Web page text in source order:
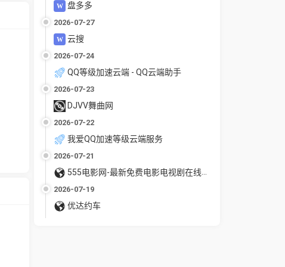
盘多多
2026-07-27
云搜
2026-07-24
QQ等级加速云端 - QQ云端助手
2026-07-23
DJVV舞曲网
2026-07-22
我爱QQ加速等级云端服务
2026-07-21
555电影网-最新免费电影电视剧在线观看
2026-07-19
优达约车